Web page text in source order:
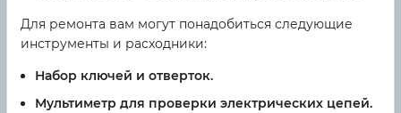
Для ремонта вам могут понадобиться следующие
инструменты и расходники:
Набор ключей и отверток.
Мультиметр для проверки электрических цепей.